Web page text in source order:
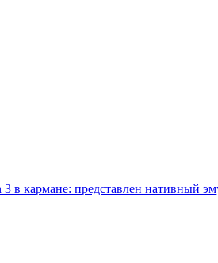
3 в кармане: представлен нативный